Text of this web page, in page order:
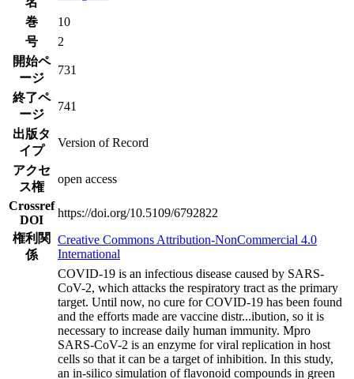
巻
10
号
2
開始ペ
ージ
731
終了ペ
ージ
741
出版タ
イプ
Version of Record
アクセ
ス権
open access
Crossref
DOI
https://doi.org/10.5109/6792822
権利関
係
Creative Commons Attribution-NonCommercial 4.0
International
COVID-19 is an infectious disease caused by SARS-
CoV-2, which attacks the respiratory tract as the primary
target. Until now, no cure for COVID-19 has been found
and the efforts made are vaccine distr...ibution, so it is
necessary to increase daily human immunity. Mpro
SARS-CoV-2 is an enzyme for viral replication in host
cells so that it can be a target of inhibition. In this study,
an in-silico simulation of flavonoid compounds in green